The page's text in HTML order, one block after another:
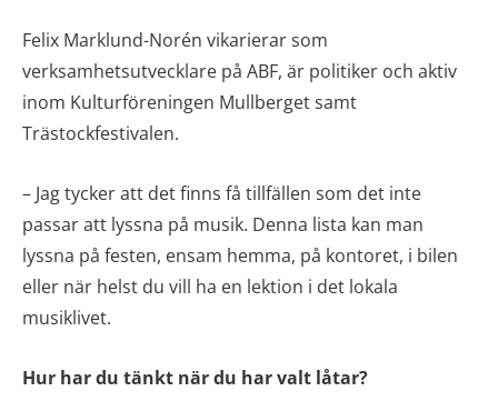
Felix Marklund-Norén vikarierar som
verksamhetsutvecklare på ABF, är politiker och aktiv
inom Kulturföreningen Mullberget samt
Trästockfestivalen.
– Jag tycker att det finns få tillfällen som det inte
passar att lyssna på musik. Denna lista kan man
lyssna på festen, ensam hemma, på kontoret, i bilen
eller när helst du vill ha en lektion i det lokala
musiklivet.
Hur har du tänkt när du har valt låtar?